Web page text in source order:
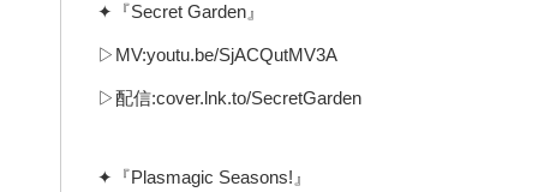
✦『Secret Garden』
▷MV:youtu.be/SjACQutMV3A
▷配信:cover.lnk.to/SecretGarden
✦『Plasmagic Seasons!』